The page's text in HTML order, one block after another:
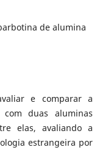
de alumina
e comparar a
duas aluminas
elas, avaliando a
estrangeira por